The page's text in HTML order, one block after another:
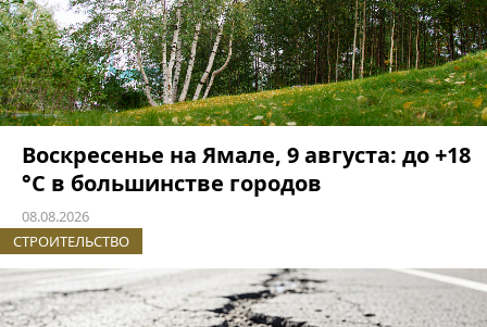
Воскресенье на Ямале, 9 августа: до +18
°C в большинстве городов
08.08.2026
СТРОИТЕЛЬСТВО